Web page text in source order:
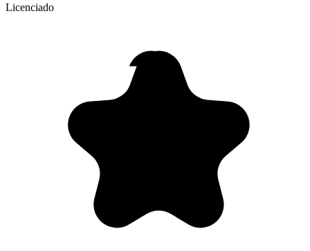
Licenciado